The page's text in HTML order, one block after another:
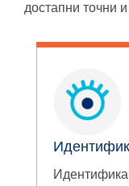
достапни точни